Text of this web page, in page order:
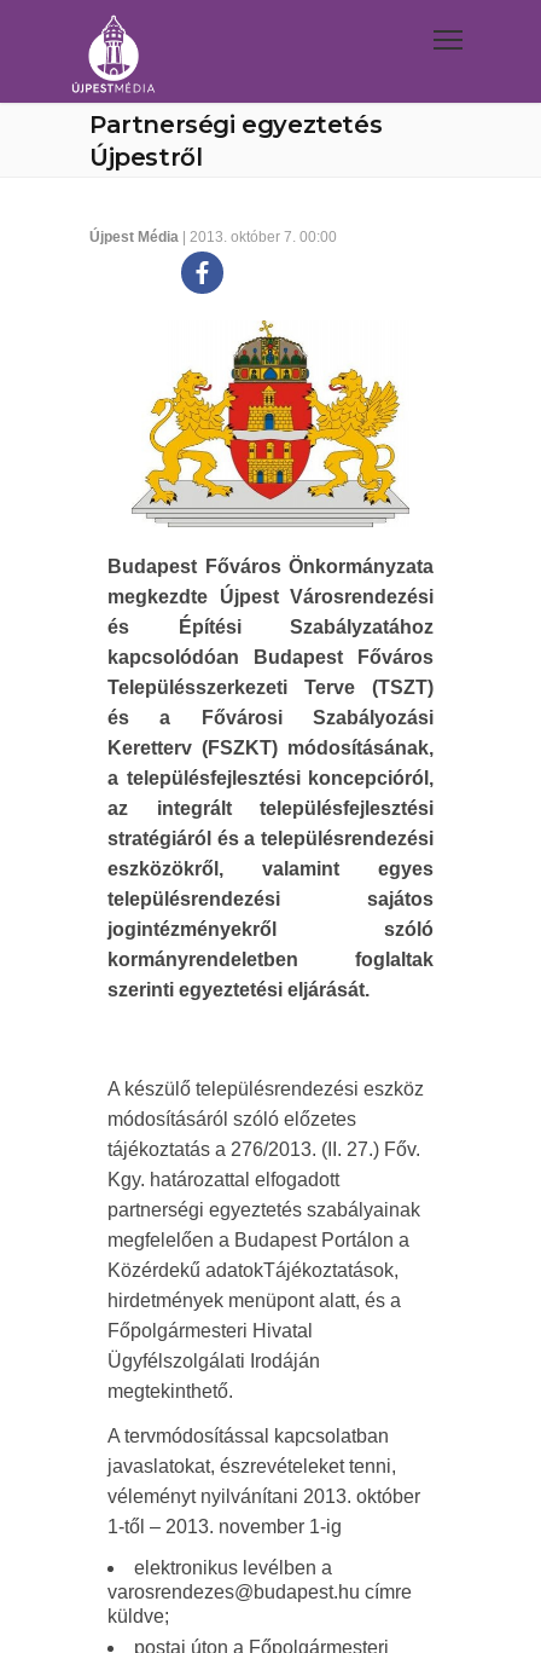
Partnerségi egyeztetés
Újpestről
Újpest Média | 2013. október 7. 00:00
Budapest Főváros Önkormányzata
megkezdte Újpest Városrendezési
és Építési Szabályzatához
kapcsolódóan Budapest Főváros
Településszerkezeti Terve (TSZT)
és a Fővárosi Szabályozási
Keretterv (FSZKT) módosításának,
a településfejlesztési koncepcióról,
az integrált településfejlesztési
stratégiáról és a településrendezési
eszközökről, valamint egyes
településrendezési sajátos
jogintézményekről szóló
kormányrendeletben foglaltak
szerinti egyeztetési eljárását.
A készülő településrendezési eszköz
módosításáról szóló előzetes
tájékoztatás a 276/2013. (II. 27.) Főv.
Kgy. határozattal elfogadott
partnerségi egyeztetés szabályainak
megfelelően a Budapest Portálon a
Közérdekű adatokTájékoztatások,
hirdetmények menüpont alatt, és a
Főpolgármesteri Hivatal
Ügyfélszolgálati Irodáján
megtekinthető.
A tervmódosítással kapcsolatban
javaslatokat, észrevételeket tenni,
véleményt nyilvánítani 2013. október
1-től – 2013. november 1-ig
elektronikus levélben a
varosrendezes@budapest.hu címre
küldve;
postai úton a Főpolgármesteri